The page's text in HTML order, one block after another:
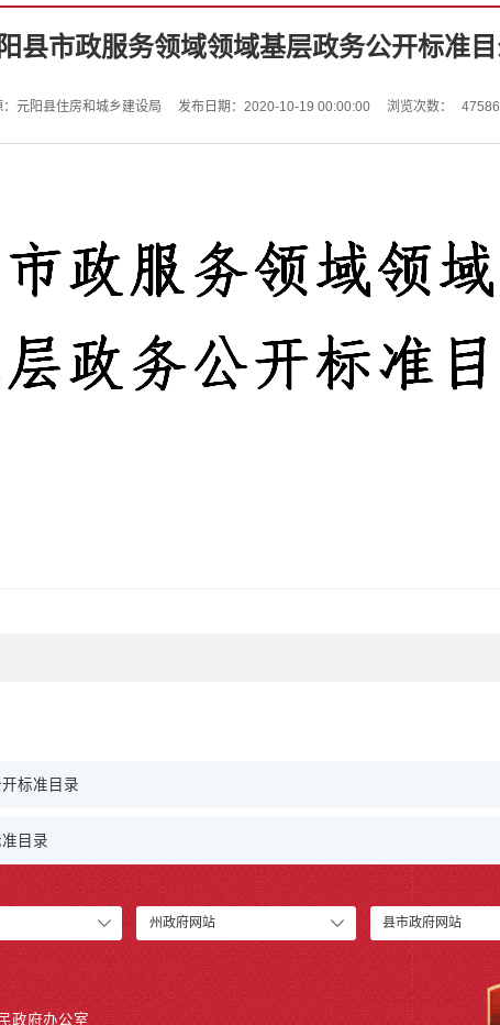
县市政服务领域领域基层政务公开标准
：元阳县住房和城乡建设局 发布日期：2020-10-19 00:00:00 浏览次数：
标准目录
目录
州政府网站 县市政府网站
政府办公室